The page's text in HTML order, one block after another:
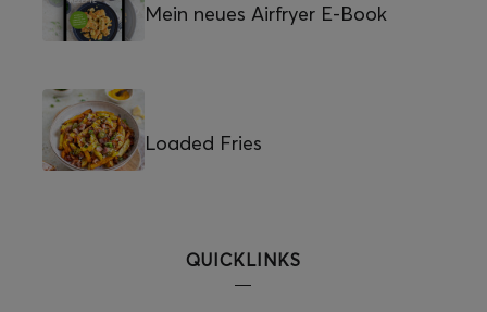
Mein neues Airfryer E-Book
Loaded Fries
QUICKLINKS